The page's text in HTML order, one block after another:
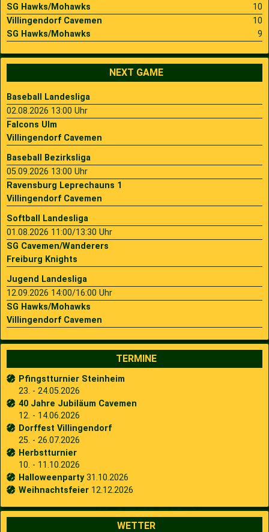
SG Hawks/Mohawks
10
Villingendorf Cavemen
10
SG Hawks/Mohawks
9
NEXT GAME
Baseball Landesliga
02.08.2026 13:00 Uhr
Falcons Ulm
Villingendorf Cavemen
Baseball Bezirksliga
05.09.2026 13:00 Uhr
Ravensburg Leprechauns 1
Villingendorf Cavemen
Softball Landesliga
01.08.2026 11:00/13:30 Uhr
SG Cavemen/Wanderers
Freiburg Knights
Jugend Landesliga
12.09.2026 14:00/16:00 Uhr
SG Hawks/Mohawks
Villingendorf Cavemen
TERMINE
Pfingstturnier Steinheim
23. - 24.05.2026
40 Jahre Jubiläum Cavemen
12. - 14.06.2026
Dorffest Villingendorf
25. - 26.07.2026
Herbstturnier
10. - 11.10.2026
Halloweenparty31.10.2026
Weihnachtsfeier 12.12.2026
WETTER